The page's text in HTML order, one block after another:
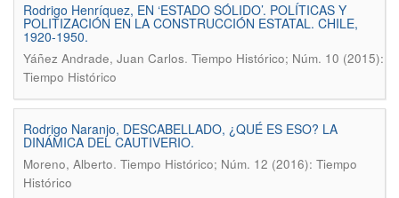
Rodrigo Henríquez, EN ‘ESTADO SÓLIDO’. POLÍTICAS Y
POLITIZACIÓN EN LA CONSTRUCCIÓN ESTATAL. CHILE,
1920-1950.
Yáñez Andrade, Juan Carlos. Tiempo Histórico; Núm. 10 (2015):
Tiempo Histórico
Rodrigo Naranjo, DESCABELLADO, ¿QUÉ ES ESO? LA
DINÁMICA DEL CAUTIVERIO.
Moreno, Alberto. Tiempo Histórico; Núm. 12 (2016): Tiempo
Histórico